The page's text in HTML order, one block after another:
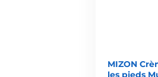
One Snail Repair Cream pour hydrater
permet d’obtenir des
MIZON
les pieds